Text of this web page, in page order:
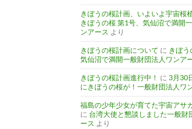
きぼうの桜計画、いよいよ宇宙桜
きぼうの桜 第1号、気仙沼で満開
ンアース より
きぼうの桜計画について に きぼう
気仙沼で満開一般財団法人ワンア
きぼうの桜計画進行中！ に 3月30
にきぼうの桜が！一般財団法人ワ
福島の少年少女が育てた宇宙アサ
に 台湾大使と懇談しました一般財
ース より